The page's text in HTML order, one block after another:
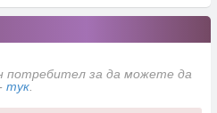
потребител за да можете да
тук